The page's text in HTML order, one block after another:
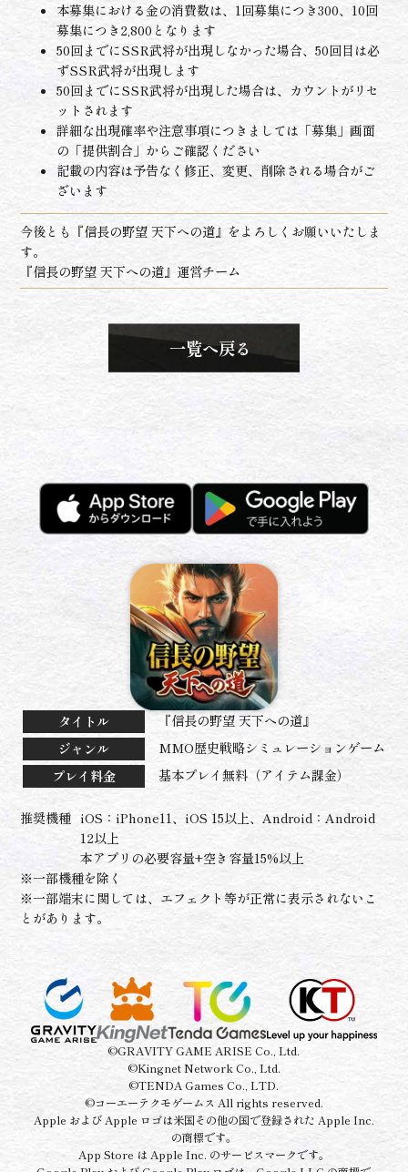
本募集における金の消費数は、1回募集につき300、10回
募集につき2,800となります
50回までにSSR武将が出現しなかった場合、50回目は必
ずSSR武将が出現します
50回までにSSR武将が出現した場合は、カウントがリセ
ットされます
詳細な出現確率や注意事項につきましては「募集」画面
の「提供割合」からご確認ください
記載の内容は予告なく修正、変更、削除される場合がご
ざいます
今後とも『信長の野望 天下への道』をよろしくお願いいたしま
す。
『信長の野望 天下への道』運営チーム
一覧へ戻る
タイトル
『信長の野望 天下への道』
ジャンル
MMO歴史戦略シミュレーションゲーム
プレイ料金
基本プレイ無料（アイテム課金）
推奨機種 iOS：iPhone11、iOS 15以上、Android：Android
12以上
本アプリの必要容量+空き容量15%以上
※一部機種を除く
※一部端末に関しては、エフェクト等が正常に表示されないこ
とがあります。
©GRAVITY GAME ARISE Co., Ltd.
©Kingnet Network Co., Ltd.
©TENDA Games Co., LTD.
©コーエーテクモゲームス All rights reserved.
Apple および Apple ロゴは米国その他の国で登録された Apple Inc.
の商標です。
App Store は Apple Inc. のサービスマークです。